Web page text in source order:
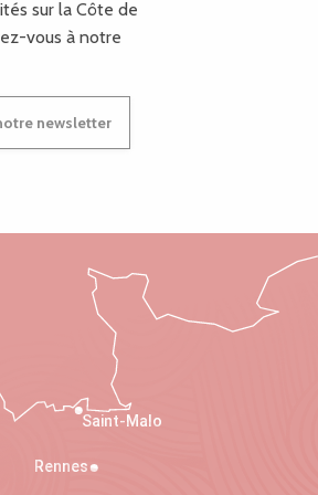
sur la Côte de
vous à notre
newsletter
Saint-Malo
Rennes